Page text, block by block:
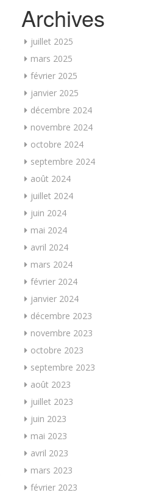
Archives
juillet 2025
mars 2025
février 2025
janvier 2025
décembre 2024
novembre 2024
octobre 2024
septembre 2024
août 2024
juillet 2024
juin 2024
mai 2024
avril 2024
mars 2024
février 2024
janvier 2024
décembre 2023
novembre 2023
octobre 2023
septembre 2023
août 2023
juillet 2023
juin 2023
mai 2023
avril 2023
mars 2023
février 2023